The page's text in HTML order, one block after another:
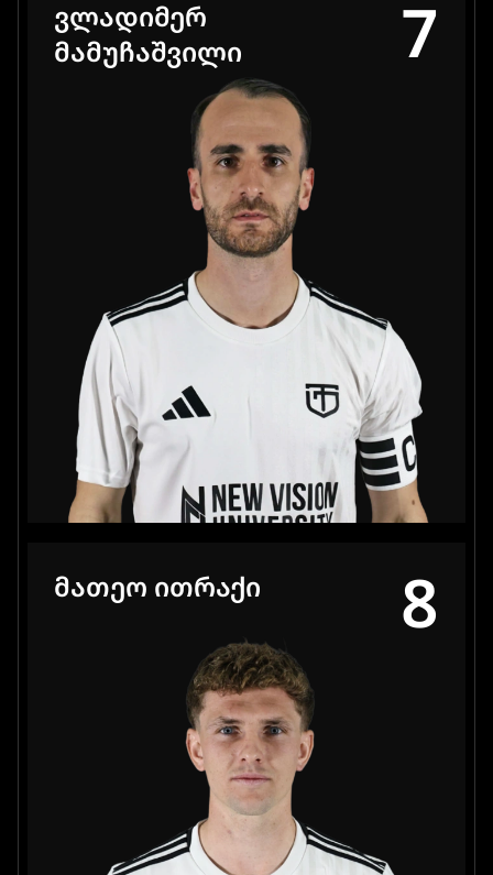
ᲕᲚᲐᲓᲘᲛᲔᲠ
ᲛᲐᲛᲣᲩᲐᲨᲕᲘᲚᲘ
7
ᲛᲐᲗᲔᲝ ᲘᲗᲠᲐᲥᲘ 8